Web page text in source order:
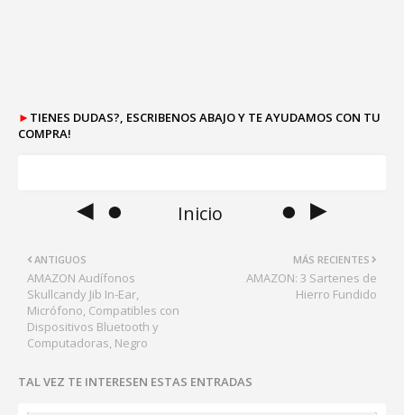
► TIENES DUDAS?, ESCRIBENOS ABAJO Y TE AYUDAMOS CON TU
COMPRA!
◄ ● Inicio ● ►
MÁS RECIENTES
AMAZON: 3 Sartenes de
Hierro Fundido
ANTIGUOS
AMAZON Audífonos
Skullcandy Jib In-Ear,
Micrófono, Compatibles con
Dispositivos Bluetooth y
Computadoras, Negro
TAL VEZ TE INTERESEN ESTAS ENTRADAS